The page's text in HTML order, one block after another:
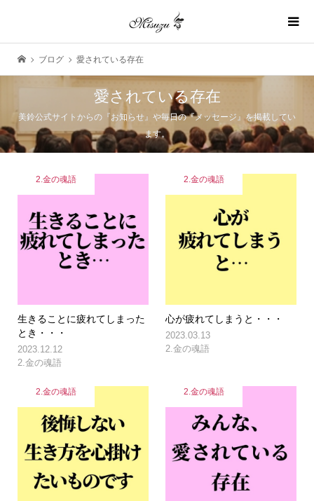
ブログ 愛されている存在
愛されている存在
美鈴公式サイトからの『お知らせ』や毎日の『メッセージ』を掲載してい
ます。
2.金の魂語
生きることに疲れてしまった
とき・・・
2023.12.12
2.金の魂語
2.金の魂語
心が疲れてしまうと・・・
2023.03.13
2.金の魂語
2.金の魂語 2.金の魂語